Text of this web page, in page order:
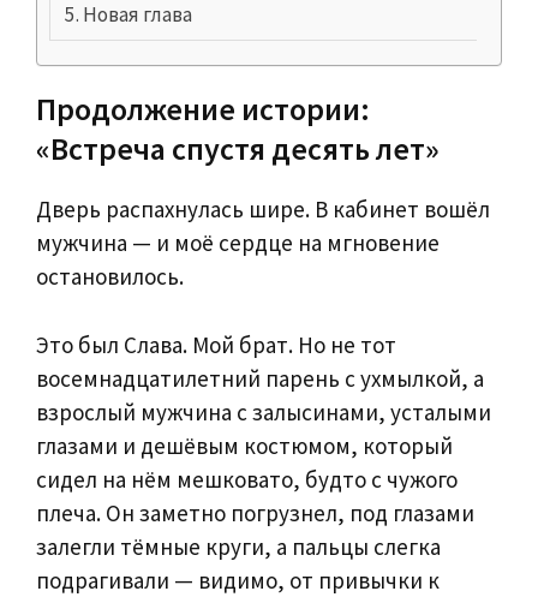
Новая глава
Продолжение истории:
«Встреча спустя десять лет»
Дверь распахнулась шире. В кабинет вошёл
мужчина — и моё сердце на мгновение
остановилось.
Это был Слава. Мой брат. Но не тот
восемнадцатилетний парень с ухмылкой, а
взрослый мужчина с залысинами, усталыми
глазами и дешёвым костюмом, который
сидел на нём мешковато, будто с чужого
плеча. Он заметно погрузнел, под глазами
залегли тёмные круги, а пальцы слегка
подрагивали — видимо, от привычки к